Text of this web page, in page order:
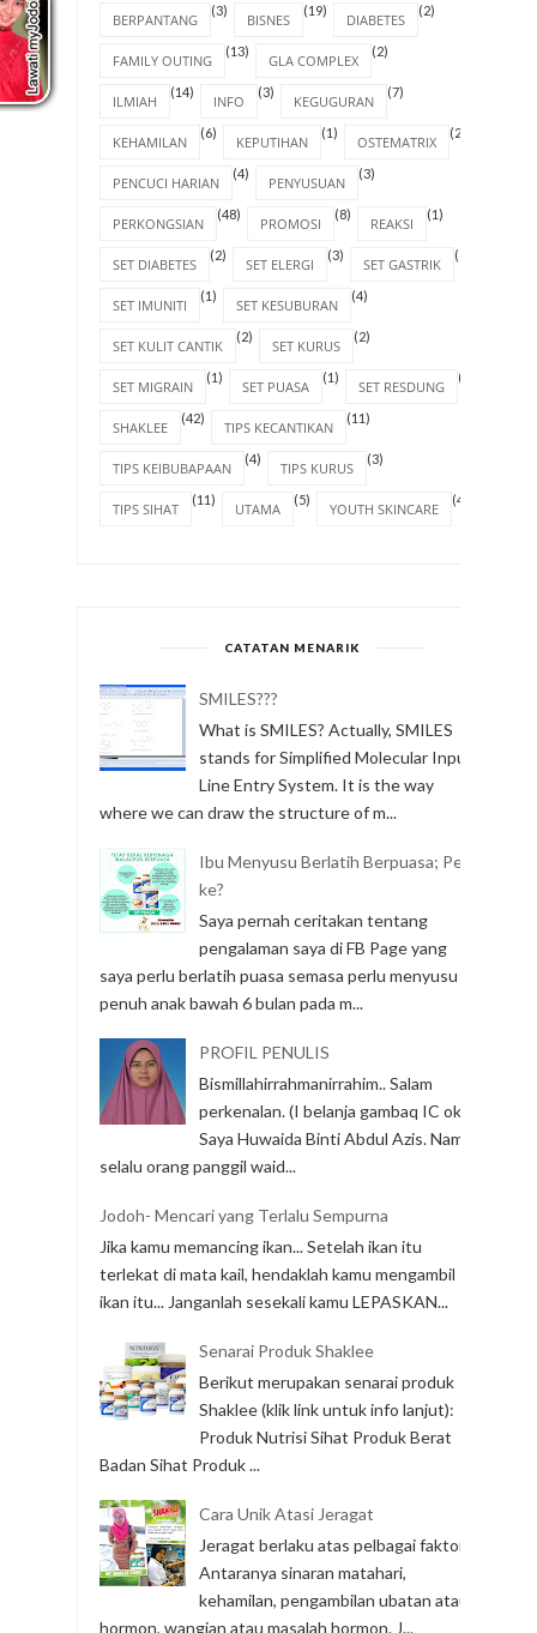
BERPANTANG
(3)
BISNES
(19)
DIABETES
(2)
FAMILY OUTING
(13)
GLA COMPLEX
(2)
ILMIAH
(14)
INFO
(3)
KEGUGURAN
(7)
KEHAMILAN
(6)
KEPUTIHAN
(1)
OSTEMATRIX
(2)
PENCUCI HARIAN
(4)
PENYUSUAN
(3)
PERKONGSIAN
(48)
PROMOSI
(8)
REAKSI
(1)
SET DIABETES
(2)
SET ELERGI
(3)
SET GASTRIK
(1)
SET IMUNITI
(1)
SET KESUBURAN
(4)
SET KULIT CANTIK
(2)
SET KURUS
(2)
SET MIGRAIN
(1)
SET PUASA
(1)
SET RESDUNG
(1)
SHAKLEE
(42)
TIPS KECANTIKAN
(11)
TIPS KEIBUBAPAAN
(4)
TIPS KURUS
(3)
TIPS SIHAT
(11)
UTAMA
(5)
YOUTH SKINCARE
(4)
CATATAN MENARIK
SMILES???
What is SMILES? Actually, SMILES
stands for Simplified Molecular Input
Line Entry System. It is the way
where we can draw the structure of m...
Ibu Menyusu Berlatih Berpuasa; Perlu
ke?
Saya pernah ceritakan tentang
pengalaman saya di FB Page yang
saya perlu berlatih puasa semasa perlu menyusu
penuh anak bawah 6 bulan pada m...
PROFIL PENULIS
Bismillahirrahmanirrahim.. Salam
perkenalan. (I belanja gambaq IC ok)
Saya Huwaida Binti Abdul Azis. Nama
selalu orang panggil waid...
Jodoh- Mencari yang Terlalu Sempurna
Jika kamu memancing ikan... Setelah ikan itu
terlekat di mata kail, hendaklah kamu mengambil
ikan itu... Janganlah sesekali kamu LEPASKAN...
Senarai Produk Shaklee
Berikut merupakan senarai produk
Shaklee (klik link untuk info lanjut):
Produk Nutrisi Sihat Produk Berat
Badan Sihat Produk ...
Cara Unik Atasi Jeragat
Jeragat berlaku atas pelbagai faktor.
Antaranya sinaran matahari,
kehamilan, pengambilan ubatan atau
hormon, wangian atau masalah hormon. J...